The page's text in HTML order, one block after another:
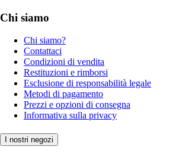
Chi siamo
Chi siamo?
Contattaci
Condizioni di vendita
Restituzioni e rimborsi
Esclusione di responsabilità legale
Metodi di pagamento
Prezzi e opzioni di consegna
Informativa sulla privacy
I nostri negozi